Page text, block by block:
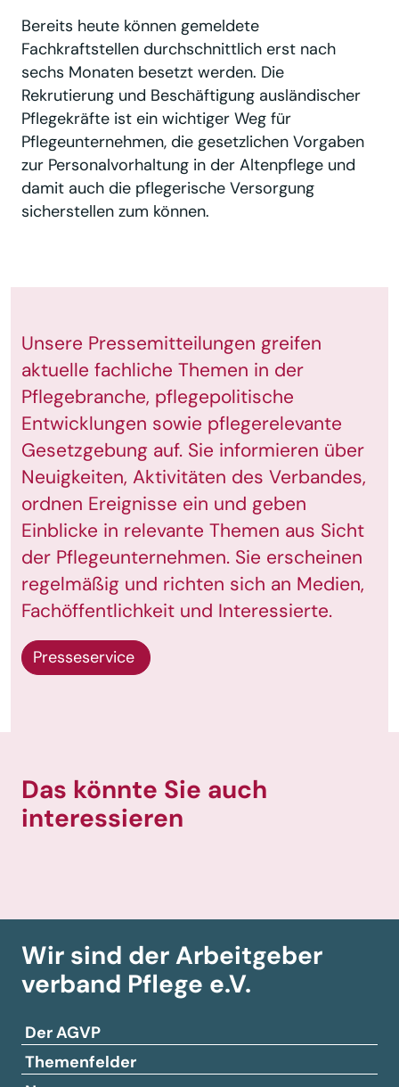
Bereits heute können gemeldete
Fachkraftstellen durchschnittlich erst nach
sechs Monaten besetzt werden. Die
Rekrutierung und Beschäftigung ausländischer
Pflegekräfte ist ein wichtiger Weg für
Pflegeunternehmen, die gesetzlichen Vorgaben
zur Personalvorhaltung in der Altenpflege und
damit auch die pflegerische Versorgung
sicherstellen zum können.
Unsere Pressemitteilungen greifen
aktuelle fachliche Themen in der
Pflegebranche, pflegepolitische
Entwicklungen sowie pflegerelevante
Gesetzgebung auf. Sie informieren über
Neuigkeiten, Aktivitäten des Verbandes,
ordnen Ereignisse ein und geben
Einblicke in relevante Themen aus Sicht
der Pflegeunternehmen. Sie erscheinen
regelmäßig und richten sich an Medien,
Fachöffentlichkeit und Interessierte.
Presseservice
Das könnte Sie auch
interessieren
Wir sind der Arbeitgeber­
verband Pflege e.V.
Der AGVP
Themenfelder